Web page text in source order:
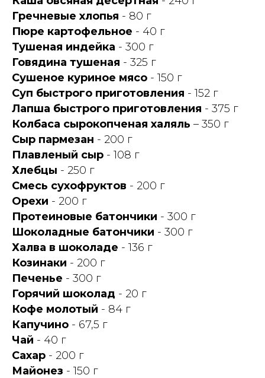
Гречневые хлопья - 80 г
Пюре картофельное - 40 г
Тушеная индейка - 300 г
Говядина тушеная - 325 г
Сушеное куриное мясо - 150 г
Суп быстрого приготовления - 152 г
Лапша быстрого приготовления - 375 г
Колбаса сырокопченая халяль – 350 г
Сыр пармезан - 200 г
Плавленый сыр - 108 г
Хлебцы - 250 г
Смесь сухофруктов - 200 г
Орехи - 200 г
Протеиновые батончики - 300 г
Шоколадные батончики - 300 г
Халва в шоколаде - 136 г
Козинаки - 200 г
Печенье - 300 г
Горячий шоколад - 20 г
Кофе молотый - 84 г
Капучино - 67,5 г
Чай - 40 г
Сахар - 200 г
Майонез - 150 г